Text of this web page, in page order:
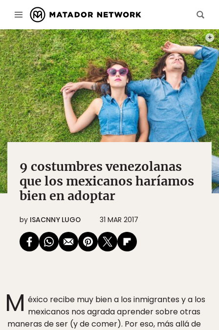
9 costumbres venezolanas
que los mexicanos haríamos
bien en adoptar
by ISACNNY LUGO 31 MAR 2017
M éxico recibe muy bien a los inmigrantes y a los
mexicanos nos agrada aprender sobre otras
maneras de ser (y de comer). Por eso, más allá de